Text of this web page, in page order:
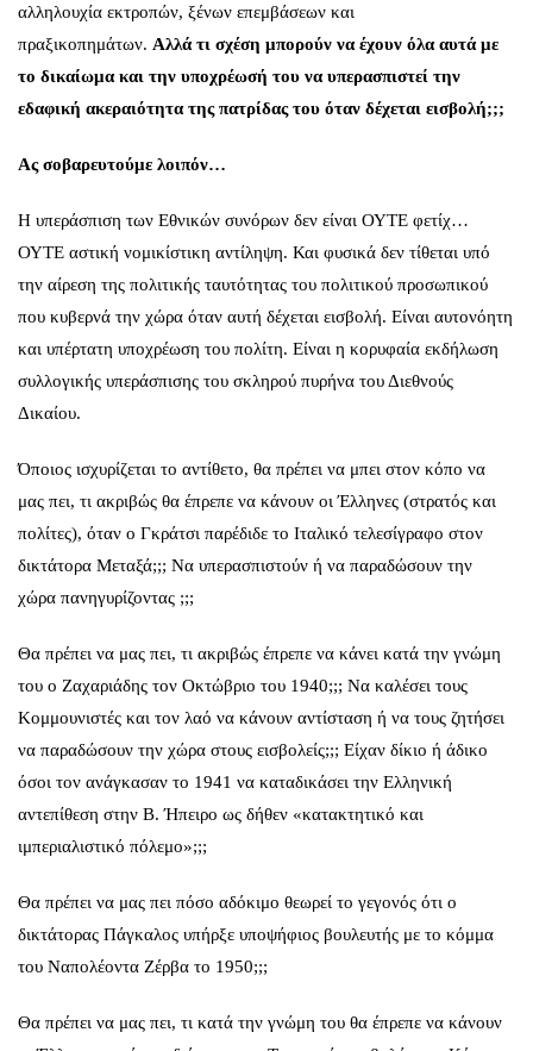
αλληλουχία εκτροπών, ξένων επεμβάσεων και
πραξικοπημάτων. Αλλά τι σχέση μπορούν να έχουν όλα αυτά με
το δικαίωμα και την υποχρέωσή του να υπερασπιστεί την
εδαφική ακεραιότητα της πατρίδας του όταν δέχεται εισβολή;;;
Ας σοβαρευτούμε λοιπόν…
Η υπεράσπιση των Εθνικών συνόρων δεν είναι ΟΥΤΕ φετίχ…
ΟΥΤΕ αστική νομικίστικη αντίληψη. Και φυσικά δεν τίθεται υπό
την αίρεση της πολιτικής ταυτότητας του πολιτικού προσωπικού
που κυβερνά την χώρα όταν αυτή δέχεται εισβολή. Είναι αυτονόητη
και υπέρτατη υποχρέωση του πολίτη. Είναι η κορυφαία εκδήλωση
συλλογικής υπεράσπισης του σκληρού πυρήνα του Διεθνούς
Δικαίου.
Όποιος ισχυρίζεται το αντίθετο, θα πρέπει να μπει στον κόπο να
μας πει, τι ακριβώς θα έπρεπε να κάνουν οι Έλληνες (στρατός και
πολίτες), όταν ο Γκράτσι παρέδιδε το Ιταλικό τελεσίγραφο στον
δικτάτορα Μεταξά;;; Να υπερασπιστούν ή να παραδώσουν την
χώρα πανηγυρίζοντας ;;;
Θα πρέπει να μας πει, τι ακριβώς έπρεπε να κάνει κατά την γνώμη
του ο Ζαχαριάδης τον Οκτώβριο του 1940;;; Να καλέσει τους
Κομμουνιστές και τον λαό να κάνουν αντίσταση ή να τους ζητήσει
να παραδώσουν την χώρα στους εισβολείς;;; Είχαν δίκιο ή άδικο
όσοι τον ανάγκασαν το 1941 να καταδικάσει την Ελληνική
αντεπίθεση στην Β. Ήπειρο ως δήθεν «κατακτητικό και
ιμπεριαλιστικό πόλεμο»;;;
Θα πρέπει να μας πει πόσο αδόκιμο θεωρεί το γεγονός ότι ο
δικτάτορας Πάγκαλος υπήρξε υποψήφιος βουλευτής με το κόμμα
του Ναπολέοντα Ζέρβα το 1950;;;
Θα πρέπει να μας πει, τι κατά την γνώμη του θα έπρεπε να κάνουν